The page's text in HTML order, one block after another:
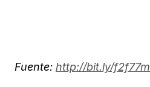
Fuente: http://bit.ly/f2f77m